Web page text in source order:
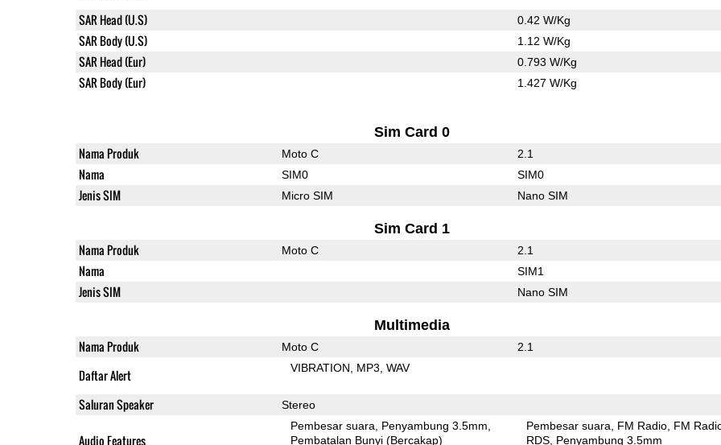
SAR Head (U.S) 0.42 W/Kg
SAR Body (U.S) 1.12 W/Kg
SAR Head (Eur) 0.793 W/Kg
SAR Body (Eur) 1.427 W/Kg
Sim Card 0
Nama Produk Moto C 2.1
Nama SIM0 SIM0
Jenis SIM Micro SIM Nano SIM
Sim Card 1
Nama Produk Moto C 2.1
Nama SIM1
Jenis SIM Nano SIM
Multimedia
Nama Produk Moto C 2.1
Daftar Alert VIBRATION MP3 WAV
Saluran Speaker Stereo
Audio Features
Pembesar suara
Penyambung 3.5mm
Pembatalan Bunyi (Bercakap)
Pembesar suara FM Radio FM
RDS Penyambung 3.5mm